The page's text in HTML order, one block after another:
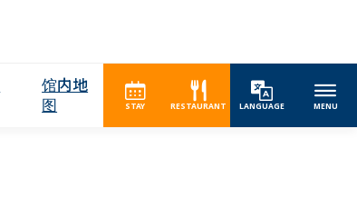
馆内地
图
STAY RESTAURANT LANGUAGE MENU